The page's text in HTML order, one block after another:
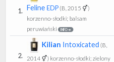
1. Feline EDP (B, 2015 ⚥)
korzenno-słodki; balsam
peruwiański
INFO ➔
2.
Kilian Intoxicated (B,
2014 ⚥) korzenno-słodki; zielony